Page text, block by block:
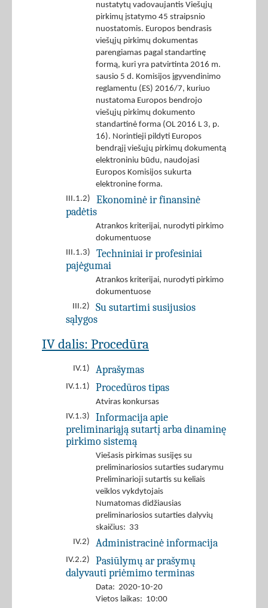
nustatytų vadovaujantis Viešųjų
pirkimų įstatymo 45 straipsnio
nuostatomis. Europos bendrasis
viešųjų pirkimų dokumentas
parengiamas pagal standartinę
formą, kuri yra patvirtinta 2016 m.
sausio 5 d. Komisijos įgyvendinimo
reglamentu (ES) 2016/7, kuriuo
nustatoma Europos bendrojo
viešųjų pirkimų dokumento
standartinė forma (OL 2016 L 3, p.
16). Norintieji pildyti Europos
bendrąjį viešųjų pirkimų dokumentą
elektroniniu būdu, naudojasi
Europos Komisijos sukurta
elektronine forma.
III.1.2)
Ekonominė ir finansinė
padėtis
Atrankos kriterijai, nurodyti pirkimo
dokumentuose
III.1.3)
Techniniai ir profesiniai
pajėgumai
Atrankos kriterijai, nurodyti pirkimo
dokumentuose
III.2)
Su sutartimi susijusios
sąlygos
IV dalis: Procedūra
IV.1) Aprašymas
IV.1.1) Procedūros tipas
Atviras konkursas
IV.1.3)
Informacija apie
preliminariąją sutartį arba dinaminę
pirkimo sistemą
Viešasis pirkimas susijęs su
preliminariosios sutarties sudarymu
Preliminarioji sutartis su keliais
veiklos vykdytojais
Numatomas didžiausias
preliminariosios sutarties dalyvių
skaičius: 33
IV.2)
Administracinė informacija
IV.2.2)
Pasiūlymų ar prašymų
dalyvauti priėmimo terminas
Data: 2020-10-20
Vietos laikas: 10:00